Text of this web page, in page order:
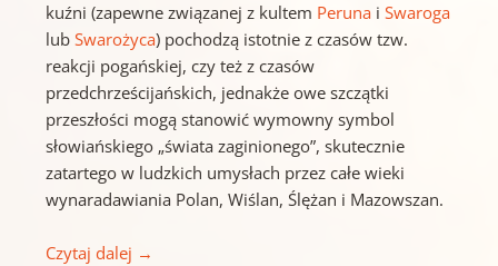
kuźni (zapewne związanej z kultem Peruna iSwaroga
lubSwarożyca) pochodzą istotnie z czasów tzw.
reakcji pogańskiej, czy też z czasów
przedchrześcijańskich, jednakże owe szczątki
przeszłości mogą stanowić wymowny symbol
słowiańskiego „świata zaginionego”, skutecznie
zatartego w ludzkich umysłach przez całe wieki
wynaradawiania Polan, Wiślan, Ślężan i Mazowszan.
Czytaj dalej →